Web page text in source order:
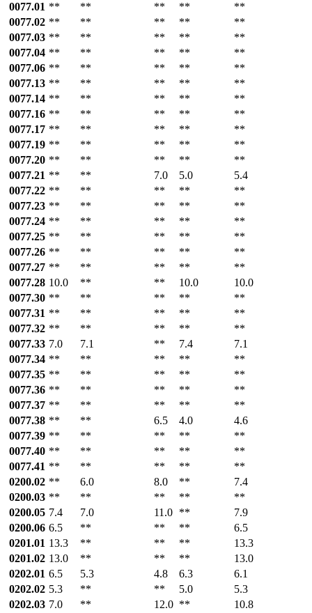
0077.01 ** ** ** **
**
0077.02 ** ** ** **
**
0077.03 ** ** ** **
**
0077.04 ** ** ** **
**
0077.06 ** ** ** **
**
0077.13 ** ** ** **
**
0077.14 ** ** ** **
**
0077.16 ** ** ** **
**
0077.17 ** ** ** **
**
0077.19 ** ** ** **
**
0077.20 ** ** ** **
**
0077.21 ** ** 7.0 5.0
5.4
0077.22 ** ** ** **
**
0077.23 ** ** ** **
**
0077.24 ** ** ** **
**
0077.25 ** ** ** **
**
0077.26 ** ** ** **
**
0077.27 ** ** ** **
**
0077.28 10.0 ** ** 10.0
10.0
0077.30 ** ** ** **
**
0077.31 ** ** ** **
**
0077.32 ** ** ** **
**
0077.33 7.0 7.1 ** 7.4
7.1
0077.34 ** ** ** **
**
0077.35 ** ** ** **
**
0077.36 ** ** ** **
**
0077.37 ** ** ** **
**
0077.38 ** ** 6.5 4.0
4.6
0077.39 ** ** ** **
**
0077.40 ** ** ** **
**
0077.41 ** ** ** **
**
0200.02 ** 6.0 8.0 **
7.4
0200.03 ** ** ** **
**
0200.05 7.4 7.0 11.0 **
7.9
0200.06 6.5 ** ** **
6.5
0201.01 13.3 ** ** **
13.3
0201.02 13.0 ** ** **
13.0
0202.01 6.5 5.3 4.8 6.3
6.1
0202.02 5.3 ** ** 5.0
5.3
0202.03 7.0 ** 12.0 **
10.8